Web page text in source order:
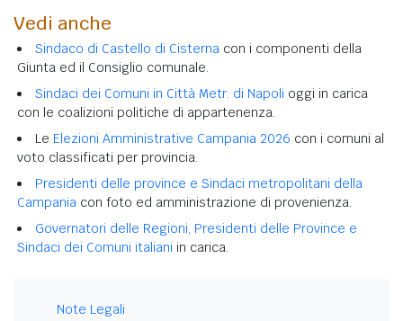
Vedi anche
Sindaco di Castello di Cisterna con i componenti della
Giunta ed il Consiglio comunale.
Sindaci dei Comuni in Città Metr. di Napoli oggi in carica
con le coalizioni politiche di appartenenza.
Le Elezioni Amministrative Campania 2026 con i comuni al
voto classificati per provincia.
Presidenti delle province e Sindaci metropolitani della
Campania con foto ed amministrazione di provenienza.
Governatori delle Regioni, Presidenti delle Province e
Sindaci dei Comuni italiani in carica.
Note Legali